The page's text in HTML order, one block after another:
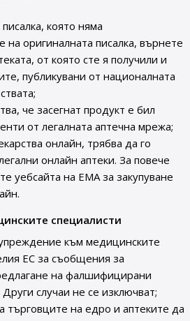
която няма
на оригиналната писалка, върнете
от която сте я получили и
публикувани от националната
че засегнат продукт е бил
от легалната аптечна мрежа;
онлайн, трябва да го
онлайн аптеки. За повече
уебсайта на ЕМА за закупуване
специалисти
към медицинските
ЕС за съобщения за
на фалшифицирани
случаи не се изключват;
търговците на едро и аптеките да